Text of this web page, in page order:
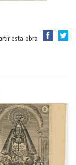
esta obra